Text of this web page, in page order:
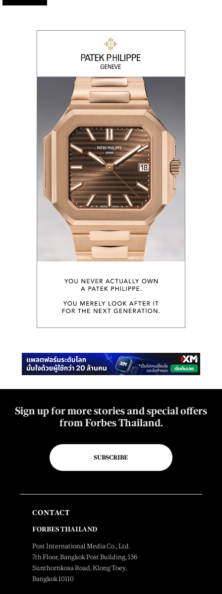
Sign up for more stories and special offers
from Forbes Thailand.
SUBSCRIBE
CONTACT
FORBES THAILAND
Post International Media Co., Ltd.
7th Floor, Bangkok Post Building, 136
Sunthornkosa Road, Klong Toey,
Bangkok 10110